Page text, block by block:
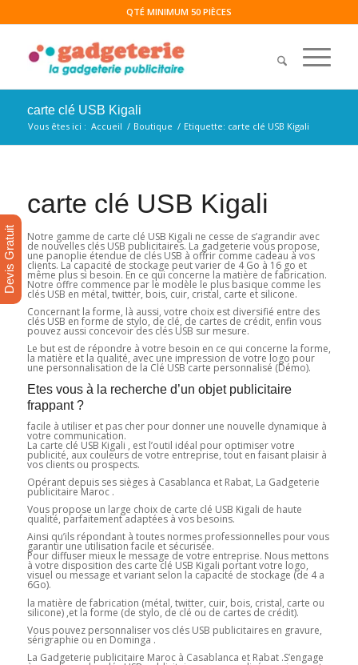
QTÉ MINIMUM 50 PIÈCES
carte clé USB Kigali
Vous êtes ici : Accueil / Boutique / Etiquette: carte clé USB Kigali
carte clé USB Kigali
Notre gamme de carte clé USB Kigali ne cesse de s’agrandir avec
de nouvelles clés USB publicitaires. La gadgeterie vous propose,
une panoplie étendue de clés USB à offrir comme cadeau à vos
clients. La capacité de stockage peut varier de 4 Go à 16 go et
même plus si besoin. En ce qui concerne la matière de fabrication.
Notre offre commence par le modèle le plus basique comme les
clés USB en métal, twitter, bois, cuir, cristal, carte et silicone.
Concernant la forme, là aussi, votre choix est diversifié entre des
clés USB en forme de stylo, de clé, de cartes de crédit, enfin vous
pouvez aussi concevoir des clés USB sur mesure.
Le but est de répondre à votre besoin en ce qui concerne la forme,
la matière et la qualité, avec une impression de votre logo pour
une personnalisation de la Clé USB carte personnalisé (Démo).
Etes vous à la recherche d’un objet publicitaire
frappant ?
facile à utiliser et pas cher pour donner une nouvelle dynamique à
votre communication.
La carte clé USB Kigali , est l’outil idéal pour optimiser votre
publicité, aux couleurs de votre entreprise, tout en faisant plaisir à
vos clients ou prospects.
Opérant depuis ses sièges à Casablanca et Rabat, La Gadgeterie
publicitaire Maroc .
Vous propose un large choix de carte clé USB Kigali de haute
qualité, parfaitement adaptées à vos besoins.
Ainsi qu’ils répondant à toutes normes professionnelles pour vous
garantir une utilisation facile et sécurisée.
Pour diffuser mieux le message de votre entreprise. Nous mettons
à votre disposition des carte clé USB Kigali portant votre logo,
visuel ou message et variant selon la capacité de stockage (de 4 a
6Go).
la matière de fabrication (métal, twitter, cuir, bois, cristal, carte ou
silicone) ,et la forme (de stylo, de clé ou de cartes de crédit).
Vous pouvez personnaliser vos clés USB publicitaires en gravure,
sérigraphie ou en Dominga .
La Gadgeterie publicitaire Maroc à Casablanca et Rabat .S’engage
Devis Gratuit